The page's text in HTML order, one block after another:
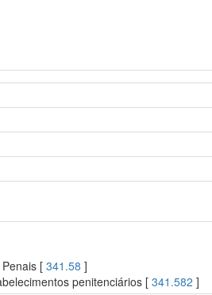
Penais [341.58 ]
penitenciários [341.582 ]